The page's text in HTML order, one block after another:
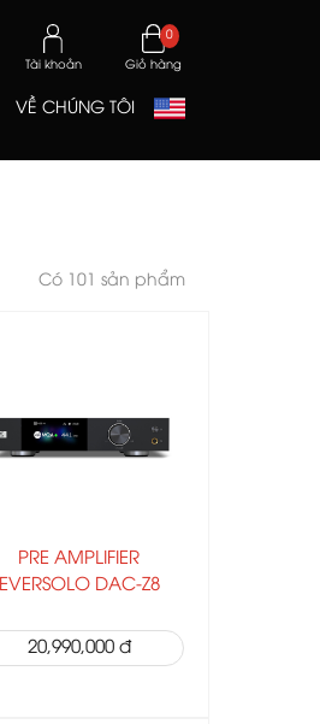
Tài khoản Giỏ hàng
0
VỀ CHÚNG TÔI
Có 101 sản phẩm
PRE AMPLIFIER
EVERSOLO DAC-Z8
20,990,000 đ